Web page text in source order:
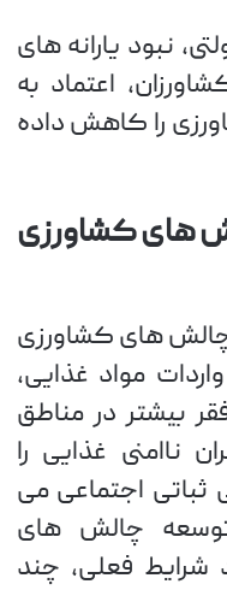
نبود یارانه های
اعتماد به
را کاهش داده
های کشاورزی
های کشاورزی
مواد غذایی،
بیشتر در مناطق
ناامنی غذایی را
ثباتی اجتماعی می
چالش های
شرایط فعلی، چند